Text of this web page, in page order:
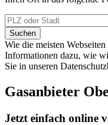
Wie die meisten
Informationen dazu, wie
Sie in unseren
Gasanbieter
Jetzt einfach online